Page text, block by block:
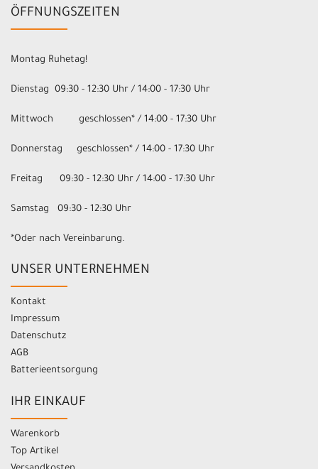
ÖFFNUNGSZEITEN
Montag Ruhetag!
Dienstag 09:30 - 12:30 Uhr / 14:00 - 17:30 Uhr
Mittwoch geschlossen* / 14:00 - 17:30 Uhr
Donnerstag geschlossen* / 14:00 - 17:30 Uhr
Freitag 09:30 - 12:30 Uhr / 14:00 - 17:30 Uhr
Samstag 09:30 - 12:30 Uhr
*Oder nach Vereinbarung.
UNSER UNTERNEHMEN
Kontakt
Impressum
Datenschutz
AGB
Batterieentsorgung
IHR EINKAUF
Warenkorb
Top Artikel